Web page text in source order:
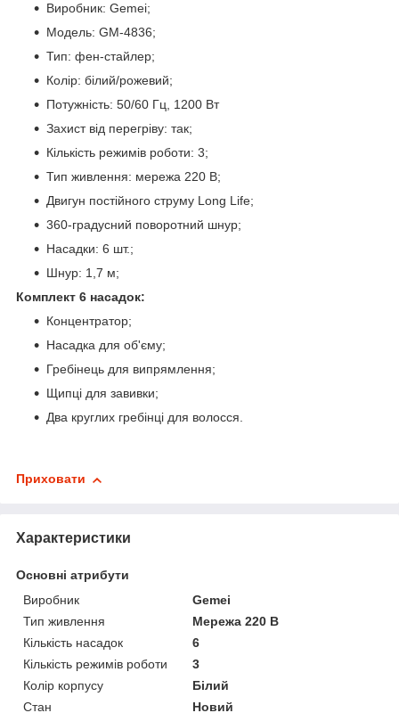
Виробник: Gemei;
Модель: GM-4836;
Тип: фен-стайлер;
Колір: білий/рожевий;
Потужність: 50/60 Гц, 1200 Вт
Захист від перегріву: так;
Кількість режимів роботи: 3;
Тип живлення: мережа 220 В;
Двигун постійного струму Long Life;
360-градусний поворотний шнур;
Насадки: 6 шт.;
Шнур: 1,7 м;
Комплект 6 насадок:
Концентратор;
Насадка для об'єму;
Гребінець для випрямлення;
Щипці для завивки;
Два круглих гребінці для волосся.
Приховати
Характеристики
Основні атрибути
Виробник
Gemei
Тип живлення
Мережа 220 В
Кількість насадок
6
Кількість режимів роботи
3
Колір корпусу
Білий
Стан
Новий